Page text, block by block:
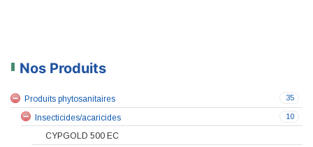
Nos Produits
35
Produits phytosanitaires
10
Insecticides/acaricides
CYPGOLD 500 EC